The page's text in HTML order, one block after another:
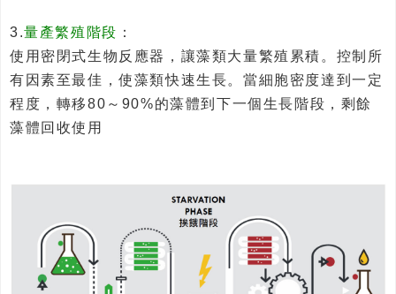
3.量產繁殖階段 ：
使用密閉式生物反應器，讓藻類大量繁殖累積。控制所
有因素至最佳，使藻類快速生長。當細胞密度達到一定
程度，轉移80～90%的藻體到下一個生長階段，剩餘
藻體回收使用